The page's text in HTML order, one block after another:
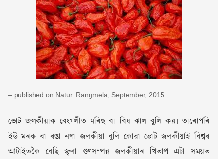
– published on Natun Rangmela, September, 2015
ভোট জলকীয়াক বেংগলীত মৰিছ বা বিষ ঝাল বুলি কয়৷ তাৰোপৰি
ইউ মৰক বা ৰঙা নগা জলকীয়া বুলি কোৱা ভোট জলকীয়াই বিশ্বৰ
আটাইতকৈ বেছি জ্বলা গুণসম্পন্ন জলকীয়াৰ খিতাপ এটা সময়ত